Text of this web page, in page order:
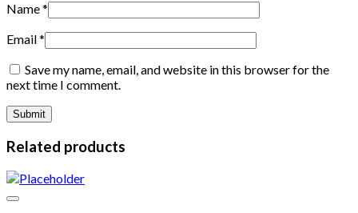
Name*
Email*
Save my name, email, and website in this browser for the
next time I comment.
Related products